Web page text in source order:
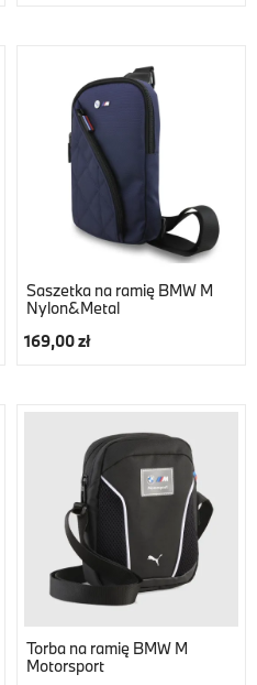
Saszetka na ramię BMW M
Nylon&Metal
169,00 zł
Torba na ramię BMW M
Motorsport